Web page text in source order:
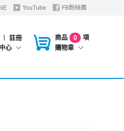
YouTube FB粉絲團
︱
註冊
心
商品 0
項
購物車